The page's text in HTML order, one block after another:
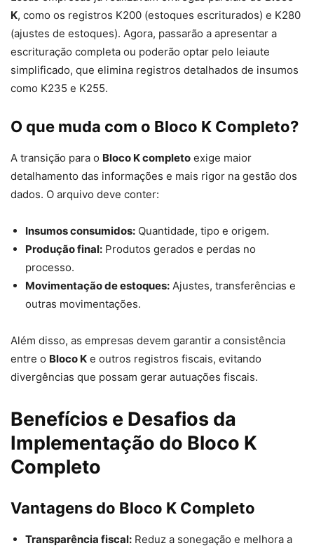
K, como os registros K200 (estoques escriturados) e K280
(ajustes de estoques). Agora, passarão a apresentar a
escrituração completa ou poderão optar pelo leiaute
simplificado, que elimina registros detalhados de insumos
como K235 e K255.
O que muda com o Bloco K Completo?
A transição para o Bloco K completo exige maior
detalhamento das informações e mais rigor na gestão dos
dados. O arquivo deve conter:
Insumos consumidos: Quantidade, tipo e origem.
Produção final: Produtos gerados e perdas no
processo.
Movimentação de estoques: Ajustes, transferências e
outras movimentações.
Além disso, as empresas devem garantir a consistência
entre o Bloco K e outros registros fiscais, evitando
divergências que possam gerar autuações fiscais.
Benefícios e Desafios da
Implementação do Bloco K
Completo
Vantagens do Bloco K Completo
Transparência fiscal: Reduz a sonegação e melhora a